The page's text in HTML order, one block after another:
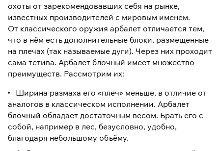
охоты от зарекомендовавших себя на рынке,
известных производителей с мировым именем.
От классического оружия арбалет отличается тем,
что в нём есть дополнительные блоки, размещенные
на плечах (так называемые дуги). Через них проходит
сама тетива. Арбалет блочный имеет множество
преимуществ. Рассмотрим их:
Ширина размаха его «плеч» меньше, в отличие от
аналогов в классическом исполнении. Арбалет
блочный обладает достаточным весом. Брать его с
собой, например в лес, безусловно, удобно,
благодаря небольшому объёму.